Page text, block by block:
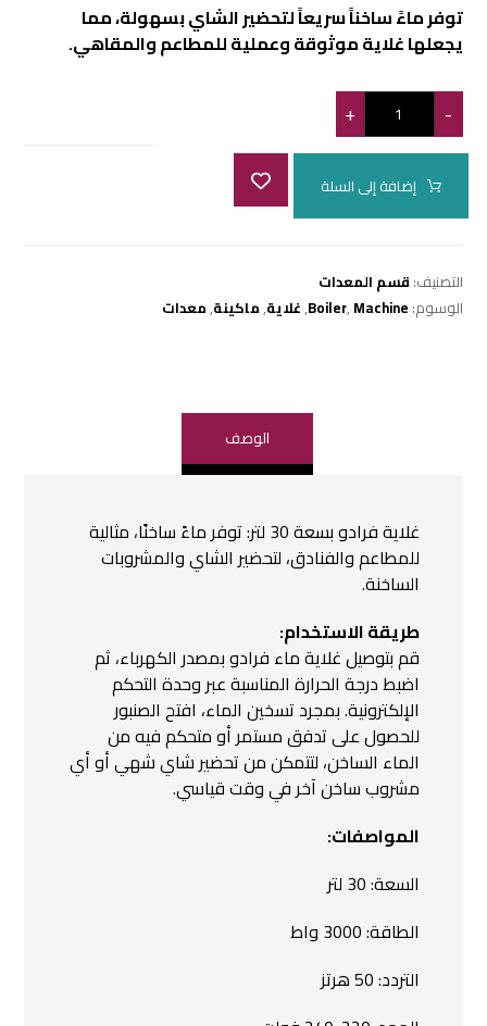
توفر ماءً ساخناً سريعاً لتحضير الشاي بسهولة، مما
يجعلها غلاية موثوقة وعملية للمطاعم والمقاهي.
-
+
إضافة إلى السلة
التصنيف: قسم المعدات
الوسوم:
Boiler, Machine
,غلاية,ماكينة,معدات
الوصف
غلاية فرادو بسعة 30 لتر: توفر ماءً ساخنًا، مثالية
للمطاعم والفنادق، لتحضير الشاي والمشروبات
الساخنة.
طريقة الاستخدام:
قم بتوصيل غلاية ماء فرادو بمصدر الكهرباء، ثم
اضبط درجة الحرارة المناسبة عبر وحدة التحكم
الإلكترونية. بمجرد تسخين الماء، افتح الصنبور
للحصول على تدفق مستمر أو متحكم فيه من
الماء الساخن، لتتمكن من تحضير شاي شهي أو أي
مشروب ساخن آخر في وقت قياسي.
المواصفات:
السعة: 30 لتر
الطاقة: 3000 واط
التردد: 50 هرتز